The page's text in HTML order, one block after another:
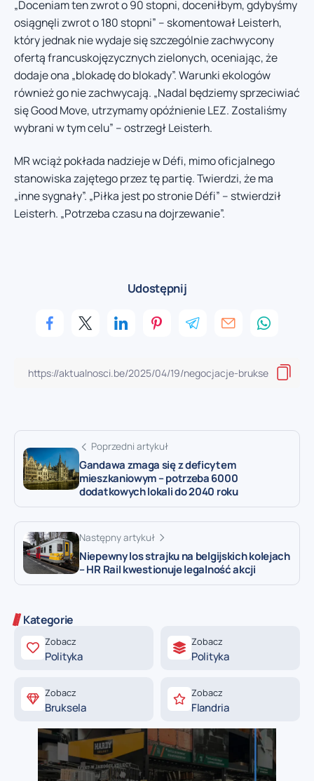
„Doceniam ten zwrot o 90 stopni, doceniłbym, gdybyśmy
osiągnęli zwrot o 180 stopni” – skomentował Leisterh,
który jednak nie wydaje się szczególnie zachwycony
ofertą francuskojęzycznych zielonych, oceniając, że
dodaje ona „blokadę do blokady”. Warunki ekologów
również go nie zachwycają. „Nadal będziemy sprzeciwiać
się Good Move, utrzymamy opóźnienie LEZ. Zostaliśmy
wybrani w tym celu” – ostrzegł Leisterh.
MR wciąż pokłada nadzieje w Défi, mimo oficjalnego
stanowiska zajętego przez tę partię. Twierdzi, że ma
„inne sygnały”. „Piłka jest po stronie Défi” – stwierdził
Leisterh. „Potrzeba czasu na dojrzewanie”.
Udostępnij
Poprzedni artykuł
Gandawa zmaga się z deficytem
mieszkaniowym – potrzeba 6000
dodatkowych lokali do 2040 roku
Następny artykuł
Niepewny los strajku na belgijskich kolejach
– HR Rail kwestionuje legalność akcji
Kategorie
Zobacz
Polityka
Zobacz
Polityka
Zobacz
Bruksela
Zobacz
Flandria